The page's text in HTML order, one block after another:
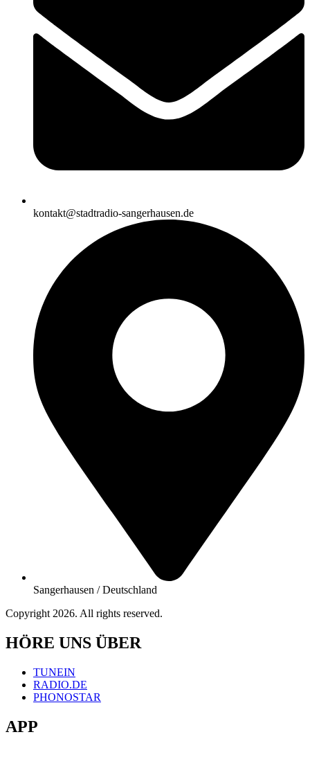
kontakt@stadtradio-sangerhausen.de
Sangerhausen / Deutschland
Copyright 2026. All rights reserved.
HÖRE UNS ÜBER
TUNEIN
RADIO.DE
PHONOSTAR
APP